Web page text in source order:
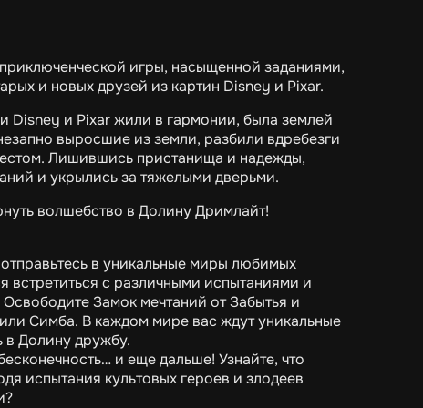
игры, насыщенной заданиями,
и новых друзей из картин Disney и Pixar.
Disney и Pixar жили в гармонии, была землей
выросшие из земли, разбили вдребезги
Лишившись пристанища и надежды,
и укрылись за тяжелыми дверьми.
волшебство в Долину Дримлайт!
в уникальные миры любимых
с различными испытаниями и
Замок мечтаний от Забытья и
Симба. В каждом мире вас ждут уникальные
в Долину дружбу.
и еще дальше! Узнайте, что
испытания культовых героев и злодеев